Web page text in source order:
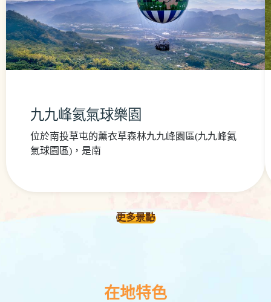
九九峰氦氣球樂園
位於南投草屯的薰衣草森林九九峰園區(九九峰氦
氣球園區)，是南
更多景點
在地特色